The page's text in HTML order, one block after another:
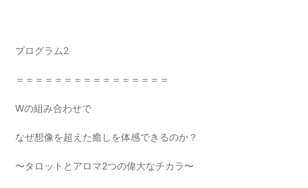
プログラム2
＝＝＝＝＝＝＝＝＝＝＝＝＝＝＝＝
Wの組み合わせで
なぜ想像を超えた癒しを体感できるのか？
〜タロットとアロマ2つの偉大なチカラ〜